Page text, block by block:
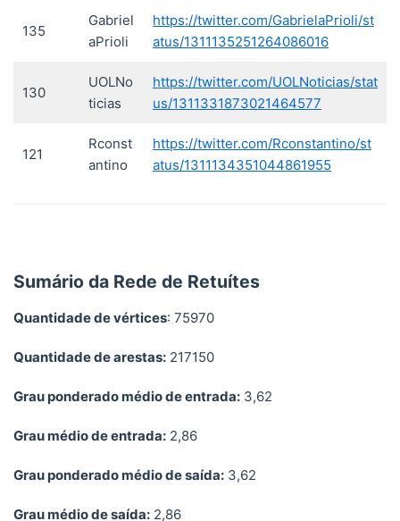
135
Gabriel
aPrioli
https://twitter.com/GabrielaPrioli/st
atus/1311135251264086016
130
UOLNo
ticias
https://twitter.com/UOLNoticias/stat
us/1311331873021464577
121
Rconst
antino
https://twitter.com/Rconstantino/st
atus/1311134351044861955
Sumário da Rede de Retuítes
Quantidade de vértices: 75970
Quantidade de arestas: 217150
Grau ponderado médio de entrada: 3,62
Grau médio de entrada: 2,86
Grau ponderado médio de saída: 3,62
Grau médio de saída: 2,86